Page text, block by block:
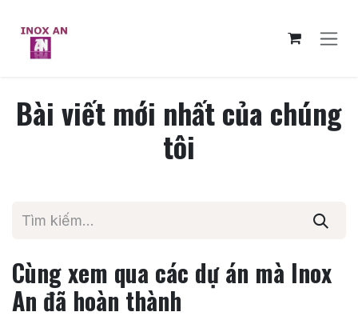
Bài viết mới nhất của chúng
tôi
Cùng xem qua các dự án mà Inox
An đã hoàn thành